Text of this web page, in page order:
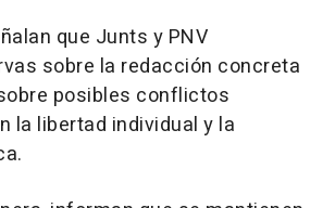
que Junts y PNV
sobre la redacción concreta
posibles conflictos
la libertad individual y la